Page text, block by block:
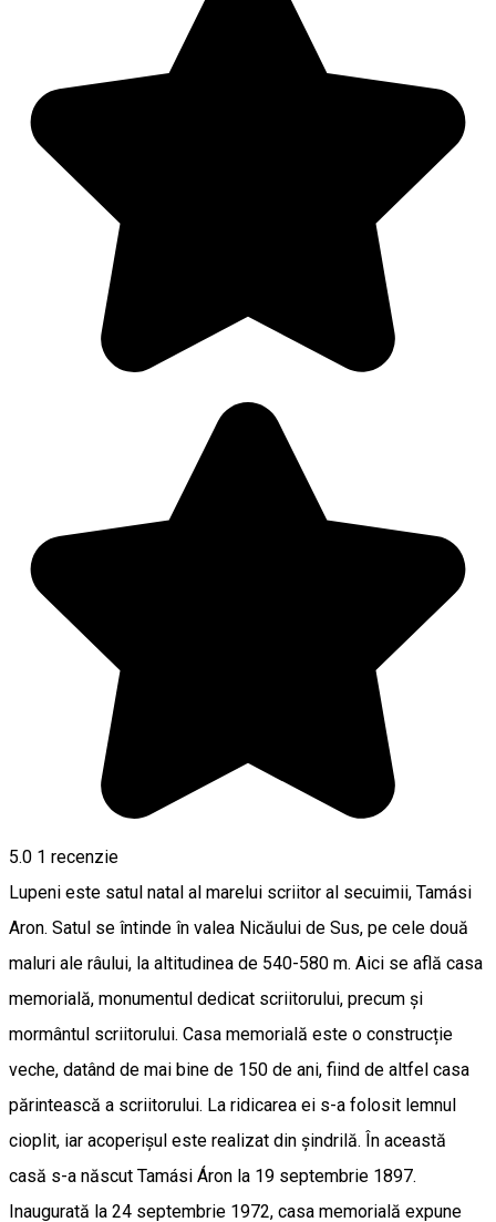
5.0 1 recenzie
Lupeni este satul natal al marelui scriitor al secuimii, Tamási
Aron. Satul se întinde în valea Nicăului de Sus, pe cele două
maluri ale râului, la altitudinea de 540-580 m. Aici se află casa
memorială, monumentul dedicat scriitorului, precum și
mormântul scriitorului. Casa memorială este o construcție
veche, datând de mai bine de 150 de ani, fiind de altfel casa
părintească a scriitorului. La ridicarea ei s-a folosit lemnul
cioplit, iar acoperișul este realizat din șindrilă. În această
casă s-a născut Tamási Áron la 19 septembrie 1897.
Inaugurată la 24 septembrie 1972, casa memorială expune